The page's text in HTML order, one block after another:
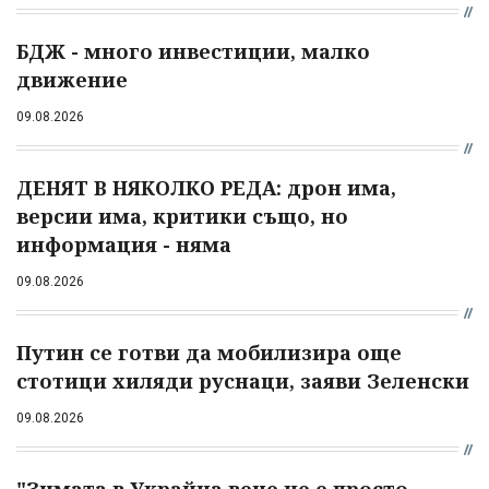
БДЖ - много инвестиции, малко
движение
09.08.2026
ДЕНЯТ В НЯКОЛКО РЕДА: дрон има,
версии има, критики също, но
информация - няма
09.08.2026
Путин се готви да мобилизира още
стотици хиляди руснаци, заяви Зеленски
09.08.2026